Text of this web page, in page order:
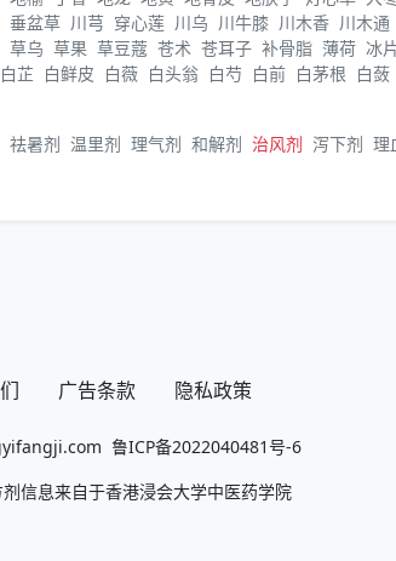
垂盆草 川芎 穿心莲 川乌 川牛膝 川木香 川木通
草乌 草果 草豆蔻 苍术 苍耳子 补骨脂 薄荷 冰
白芷 白鲜皮 白薇 白头翁 白芍 白前 白茅根 白蔹
祛暑剂 温里剂 理气剂 和解剂 治风剂 泻下剂 理
广告条款 隐私政策
鲁ICP备2022040481号-6
信息来自于香港浸会大学中医药学院